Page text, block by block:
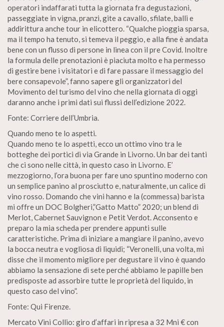
operatori indaffarati tutta la giornata fra degustazioni,
passeggiate in vigna, pranzi, gite a cavallo, sfilate, balli e
addirittura anche tour in elicottero. “Qualche pioggia sparsa,
ma il tempo ha tenuto, si temeva il peggio, e alla fine è andata
bene con un flusso di persone in linea con il pre Covid. Inoltre
la formula delle prenotazioni è piaciuta molto e ha permesso
di gestire bene i visitatori e di fare passare il messaggio del
bere consapevole”, fanno sapere gli organizzatori del
Movimento del turismo del vino che nella giornata di oggi
daranno anche i primi dati sui flussi dell’edizione 2022.
Fonte: Corriere dell’Umbria.
Quando meno te lo aspetti.
Quando meno te lo aspetti, ecco un ottimo vino tra le
botteghe dei portici di via Grande in Livorno. Un bar dei tanti
che ci sono nelle città, in questo caso in Livorno. E’
mezzogiorno, l’ora buona per fare uno spuntino moderno con
un semplice panino al prosciutto e, naturalmente, un calice di
vino rosso. Domando che vini hanno e la (commessa) barista
mi offre un DOC Bolgheri,”Gatto Matto” 2020; un blend di
Merlot, Cabernet Sauvignon e Petit Verdot. Acconsento e
preparo la mia scheda per prendere appunti sulle
caratteristiche. Prima di iniziare a mangiare il panino, avevo
la bocca neutra e vogliosa di liquidi; “Veronelli, una volta, mi
disse che il momento migliore per degustare il vino è quando
abbiamo la sensazione di sete perché abbiamo le papille ben
predisposte ad assorbire tutte le proprietà del liquido, in
questo caso del vino”.
Fonte: Qui Firenze.
Mercato Vini Collio: giro d’affari in ripresa a 32 Mni € con